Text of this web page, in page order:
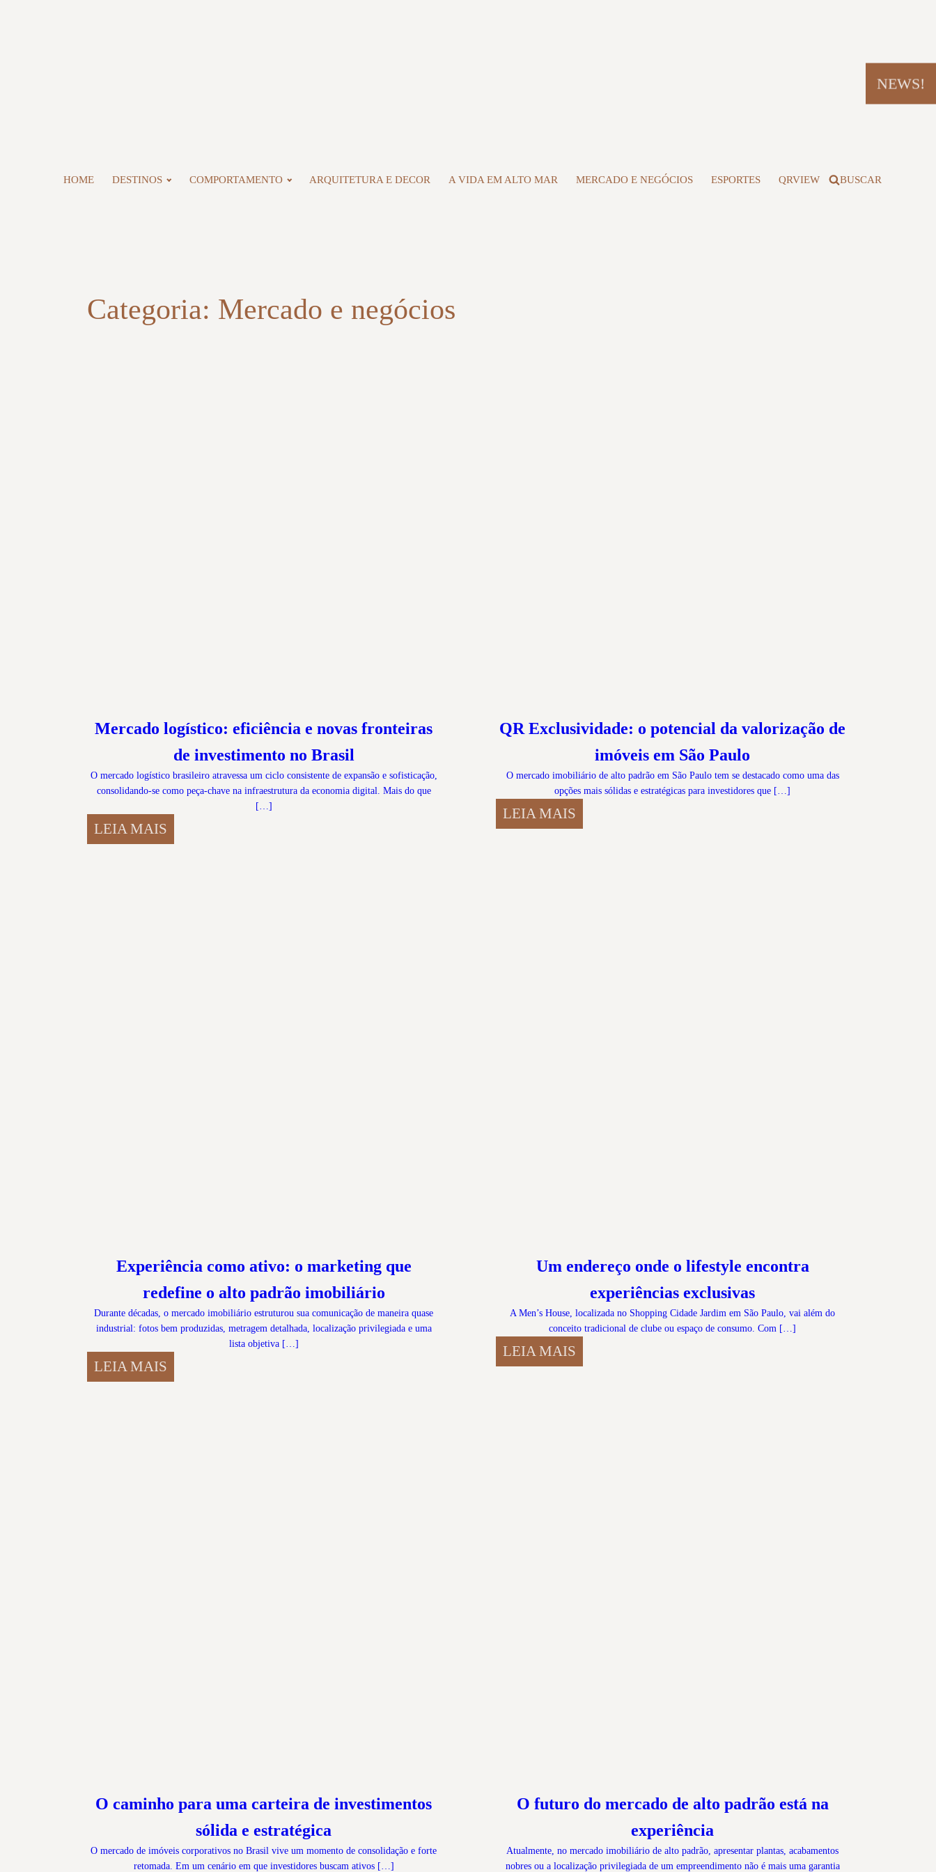
NEWS!
HOME DESTINOS COMPORTAMENTO ARQUITETURA E DECOR A VIDA EM ALTO MAR MERCADO E NEGÓCIOS ESPORTES QRVIEW BUSCAR
Categoria: Mercado e negócios
Mercado logístico: eficiência e novas fronteiras
de investimento no Brasil
O mercado logístico brasileiro atravessa um ciclo consistente de expansão e sofisticação,
consolidando-se como peça-chave na infraestrutura da economia digital. Mais do que
[…]
LEIA MAIS
QR Exclusividade: o potencial da valorização de
imóveis em São Paulo
O mercado imobiliário de alto padrão em São Paulo tem se destacado como uma das
opções mais sólidas e estratégicas para investidores que […]
LEIA MAIS
Experiência como ativo: o marketing que
redefine o alto padrão imobiliário
Durante décadas, o mercado imobiliário estruturou sua comunicação de maneira quase
industrial: fotos bem produzidas, metragem detalhada, localização privilegiada e uma
lista objetiva […]
LEIA MAIS
Um endereço onde o lifestyle encontra
experiências exclusivas
A Men’s House, localizada no Shopping Cidade Jardim em São Paulo, vai além do
conceito tradicional de clube ou espaço de consumo. Com […]
LEIA MAIS
O caminho para uma carteira de investimentos
sólida e estratégica
O mercado de imóveis corporativos no Brasil vive um momento de consolidação e forte
retomada. Em um cenário em que investidores buscam ativos […]
O futuro do mercado de alto padrão está na
experiência
Atualmente, no mercado imobiliário de alto padrão, apresentar plantas, acabamentos
nobres ou a localização privilegiada de um empreendimento não é mais uma garantia